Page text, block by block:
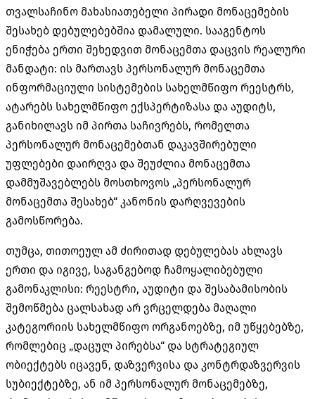
თვალსაჩინო მახასიათებელი პირადი მონაცემების
შესახებ დებულებებშია დამალული. სააგენტოს
ენიჭება ერთი შეხედვით მონაცემთა დაცვის რეალური
მანდატი: ის მართავს პერსონალურ მონაცემთა
ინფორმაციული სისტემების სახელმწიფო რეესტრს,
ატარებს სახელმწიფო ექსპერტიზასა და აუდიტს,
განიხილავს იმ პირთა საჩივრებს, რომელთა
პერსონალურ მონაცემებთან დაკავშირებული
უფლებები დაირღვა და შეუძლია მონაცემთა
დამმუშავებლებს მოსთხოვოს „პერსონალურ
მონაცემთა შესახებ“ კანონის დარღვევების
გამოსწორება.
თუმცა, თითოეულ ამ ძირითად დებულებას ახლავს
ერთი და იგივე, საგანგებოდ ჩამოყალიბებული
გამონაკლისი: რეესტრი, აუდიტი და შესაბამისობის
შემოწმება ცალსახად არ ვრცელდება მაღალი
კატეგორიის სახელმწიფო ორგანოებზე, იმ უწყებებზე,
რომლებიც „დაცულ პირებსა“ და სტრატეგიულ
ობიექტებს იცავენ, დაზვერვისა და კონტრდაზვერვის
სუბიექტებზე, ან იმ პერსონალურ მონაცემებზე,